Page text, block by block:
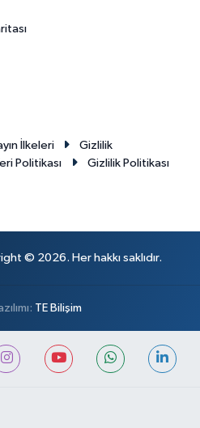
İlkeleri
Gizlilik
Politikası
Gizlilik Politikası
© 2026. Her hakkı saklıdır.
TE Bilişim